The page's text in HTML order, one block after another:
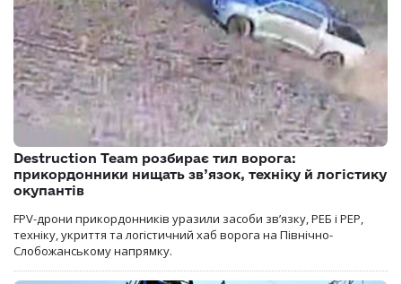
Destruction Team розбирає тил ворога:
прикордонники нищать зв’язок, техніку й логістику
окупантів
FPV-дрони прикордонників уразили засоби зв’язку, РЕБ і РЕР,
техніку, укриття та логістичний хаб ворога на Північно-
Слобожанському напрямку.